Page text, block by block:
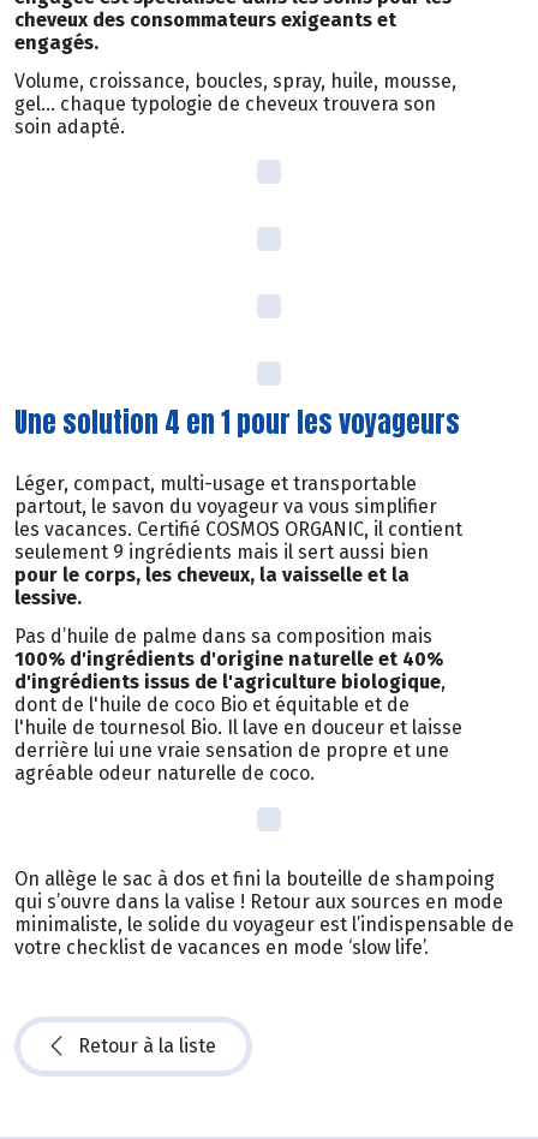
cheveux des consommateurs exigeants et
engagés.
Volume, croissance, boucles, spray, huile, mousse,
gel… chaque typologie de cheveux trouvera son
soin adapté.
Une solution 4 en 1 pour les voyageurs
Léger, compact, multi-usage et transportable
partout, le savon du voyageur va vous simplifier
les vacances. Certifié COSMOS ORGANIC, il contient
seulement 9 ingrédients mais il sert aussi bien
pour le corps, les cheveux, la vaisselle et la
lessive.
Pas d’huile de palme dans sa composition mais
100% d'ingrédients d'origine naturelle et 40%
d'ingrédients issus de l'agriculture biologique,
dont de l'huile de coco Bio et équitable et de
l'huile de tournesol Bio. Il lave en douceur et laisse
derrière lui une vraie sensation de propre et une
agréable odeur naturelle de coco.
On allège le sac à dos et fini la bouteille de shampoing
qui s’ouvre dans la valise ! Retour aux sources en mode
minimaliste, le solide du voyageur est l’indispensable de
votre checklist de vacances en mode ‘slow life’.
Retour à la liste